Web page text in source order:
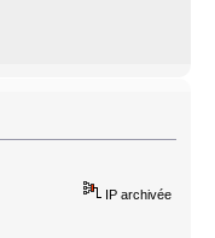
IP archivée